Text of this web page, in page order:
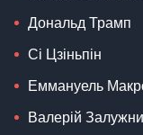
Дональд Трамп
Сі Цзіньпін
Еммануель
Валерій